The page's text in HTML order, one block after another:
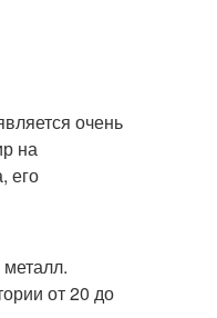
очень
на
его
от 20 до